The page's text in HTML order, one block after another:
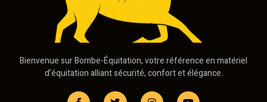
Bienvenue sur Bombe-Équitation, votre référence en matériel
d’équitation alliant sécurité, confort et élégance.